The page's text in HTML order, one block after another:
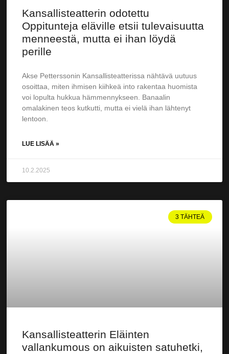
Kansallisteatterin odotettu
Oppitunteja eläville etsii tulevaisuutta
menneestä, mutta ei ihan löydä
perille
Akse Petterssonin Kansallisteatterissa nähtävä uutuus
osoittaa, miten ihmisen kiihkeä into rakentaa huomista
voi lopulta hukkua hämmen­nykseen. Banaalin
omalakinen teos kutkutti, mutta ei vielä ihan lähtenyt
lentoon.
LUE LISÄÄ »
10.2.2025
3 TÄHTEÄ
Kansallisteatterin Eläinten
vallankumous on aikuisten satuhetki,